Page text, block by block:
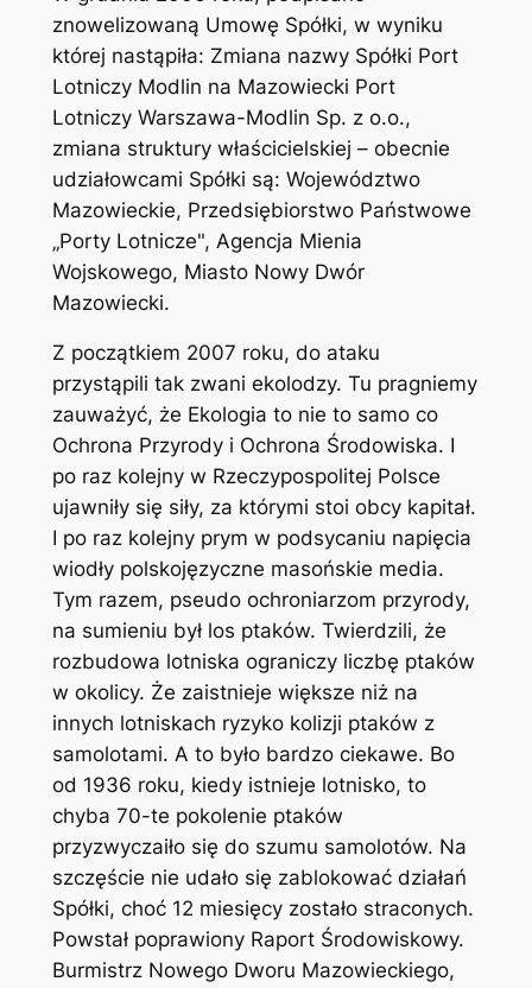
znowelizowaną Umowę Spółki, w wyniku
której nastąpiła: Zmiana nazwy Spółki Port
Lotniczy Modlin na Mazowiecki Port
Lotniczy Warszawa-Modlin Sp. z o.o.,
zmiana struktury właścicielskiej – obecnie
udziałowcami Spółki są: Województwo
Mazowieckie, Przedsiębiorstwo Państwowe
„Porty Lotnicze", Agencja Mienia
Wojskowego, Miasto Nowy Dwór
Mazowiecki.
Z początkiem 2007 roku, do ataku
przystąpili tak zwani ekolodzy. Tu pragniemy
zauważyć, że Ekologia to nie to samo co
Ochrona Przyrody i Ochrona Środowiska. I
po raz kolejny w Rzeczypospolitej Polsce
ujawniły się siły, za którymi stoi obcy kapitał.
I po raz kolejny prym w podsycaniu napięcia
wiodły polskojęzyczne masońskie media.
Tym razem, pseudo ochroniarzom przyrody,
na sumieniu był los ptaków. Twierdzili, że
rozbudowa lotniska ograniczy liczbę ptaków
w okolicy. Że zaistnieje większe niż na
innych lotniskach ryzyko kolizji ptaków z
samolotami. A to było bardzo ciekawe. Bo
od 1936 roku, kiedy istnieje lotnisko, to
chyba 70-te pokolenie ptaków
przyzwyczaiło się do szumu samolotów. Na
szczęście nie udało się zablokować działań
Spółki, choć 12 miesięcy zostało straconych.
Powstał poprawiony Raport Środowiskowy.
Burmistrz Nowego Dworu Mazowieckiego,